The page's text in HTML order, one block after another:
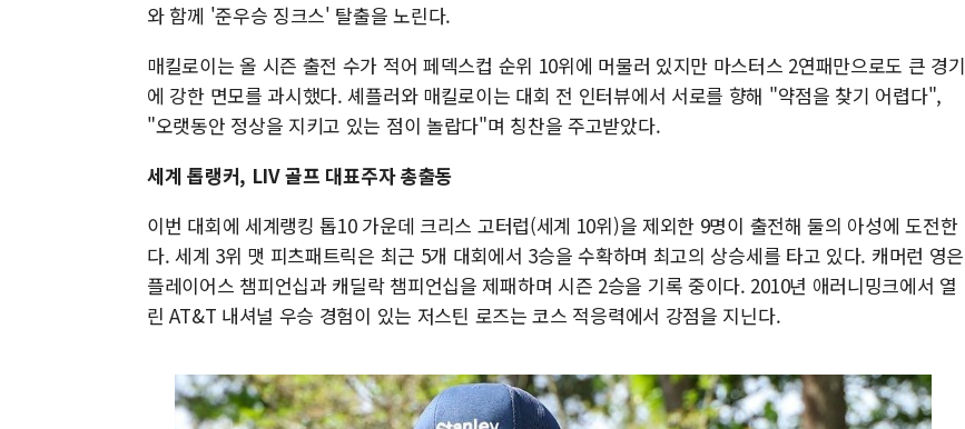
와 함께 '준우승 징크스' 탈출을 노린다.
매킬로이는 올 시즌 출전 수가 적어 페덱스컵 순위 10위에 머물러 있지만 마스터스 2연패만으로도 큰 경기
에 강한 면모를 과시했다. 셰플러와 매킬로이는 대회 전 인터뷰에서 서로를 향해 "약점을 찾기 어렵다",
"오랫동안 정상을 지키고 있는 점이 놀랍다"며 칭찬을 주고받았다.
세계 톱랭커, LIV 골프 대표주자 총출동
이번 대회에 세계랭킹 톱10 가운데 크리스 고터럽(세계 10위)을 제외한 9명이 출전해 둘의 아성에 도전한
다. 세계 3위 맷 피츠패트릭은 최근 5개 대회에서 3승을 수확하며 최고의 상승세를 타고 있다. 캐머런 영은
플레이어스 챔피언십과 캐딜락 챔피언십을 제패하며 시즌 2승을 기록 중이다. 2010년 애러니밍크에서 열
린 AT&T 내셔널 우승 경험이 있는 저스틴 로즈는 코스 적응력에서 강점을 지닌다.